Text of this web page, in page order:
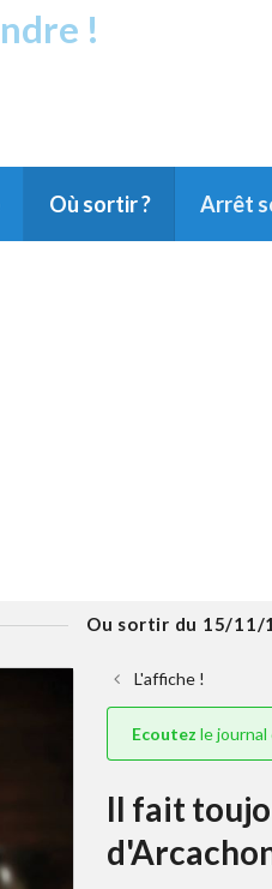
!
Où sortir ? Arrêt
Ou sortir du 15/11/
L'affiche !
Ecoutez le
Il fait